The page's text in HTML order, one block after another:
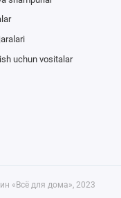
uchun vositalar
«Всё для дома», 2023